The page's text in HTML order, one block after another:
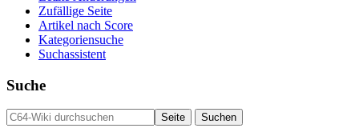
Zufällige Seite
Artikel nach Score
Kategoriensuche
Suchassistent
Suche